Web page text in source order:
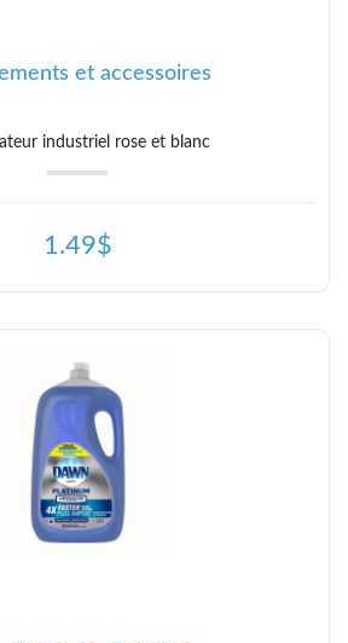
et accessoires
industriel rose et blanc
1.49$